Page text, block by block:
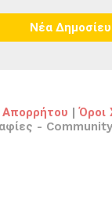
Νέα
Απορρήτου | Όροι
-